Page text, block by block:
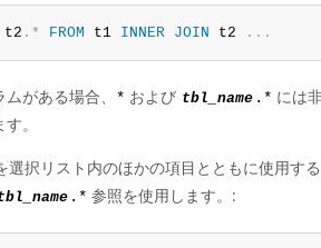
t2 . * FROM t1 INNER JOIN t2 . . .
がある場合、 * および tbl_name .* には
。
選択リスト内のほかの項目とともに使用す
.* 参照を使用します。: